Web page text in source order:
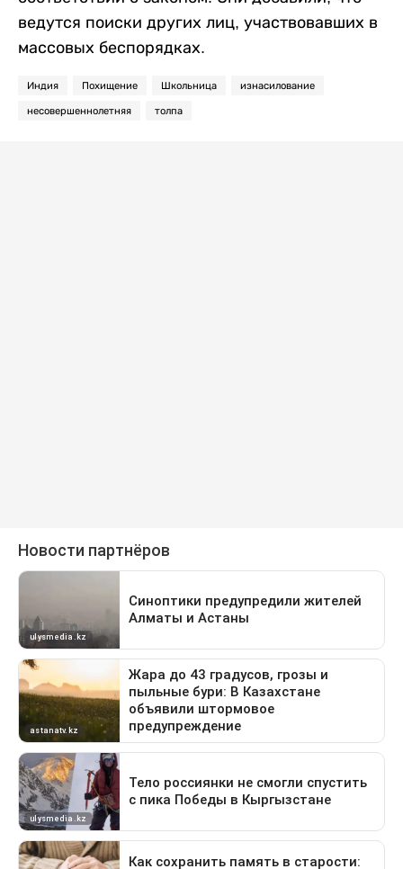
ведутся поиски других лиц, участвовавших в
массовых беспорядках.
Индия Похищение Школьница изнасилование
несовершеннолетняя толпа